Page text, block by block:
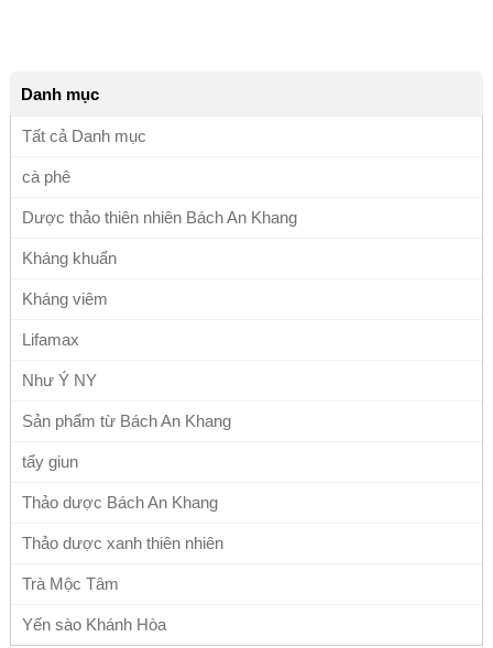
Danh mục
Tất cả Danh mục
cà phê
Dược thảo thiên nhiên Bách An Khang
Kháng khuẩn
Kháng viêm
Lifamax
Như Ý NY
Sản phẩm từ Bách An Khang
tẩy giun
Thảo dược Bách An Khang
Thảo dược xanh thiên nhiên
Trà Mộc Tâm
Yến sào Khánh Hòa